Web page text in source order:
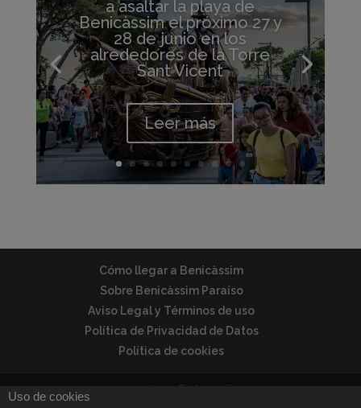
a asaltar la playa de
Benicàssim el próximo 27 y
28 de junio en los
alrededores de la Torre
Sant Vicent
Leer más
Cómo llegar a Benicàssim
Sobre Benicàssim Paraíso
Aviso Legal y Términos de uso
Política de Privacidad de Datos
Política de cookies
Uso de cookies